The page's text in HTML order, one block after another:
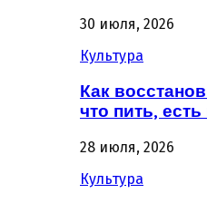
30 июля, 2026
Культура
Как
что пить, есть
28 июля, 2026
Культура